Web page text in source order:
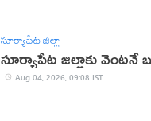
సూర్యాపేట జిల్లా
సూర్యాపేట జిల్లాకు వెంటనే
Aug 04, 2026, 09:08 IST